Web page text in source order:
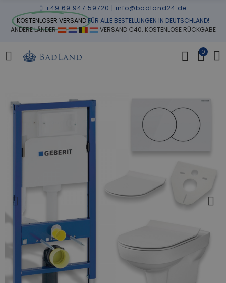
+49 69 947 59720 | info@badland24.de
KOSTENLOSER VERSANDFÜR ALLE BESTELLUNGEN IN DEUTSCHLAND!
ANDERE LÄNDER
VERSAND €40. KOSTENLOSE RÜCKGABE
0